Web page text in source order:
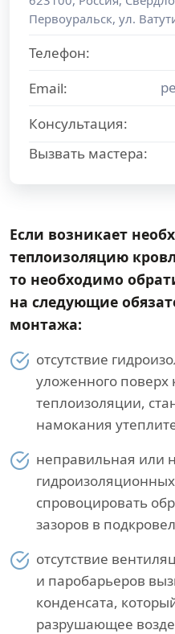
Первоуральск, ул.
Телефон:
Email:
Консультация:
Вызвать мастера:
Если возникает
теплоизоляцию
то необходимо
на следующие
монтажа:
отсутствие
уложенного поверх
теплоизоляции,
намокания
неправильная или
спровоцировать
зазоров в
отсутствие
и паробарьеров
конденсата,
разрушающее